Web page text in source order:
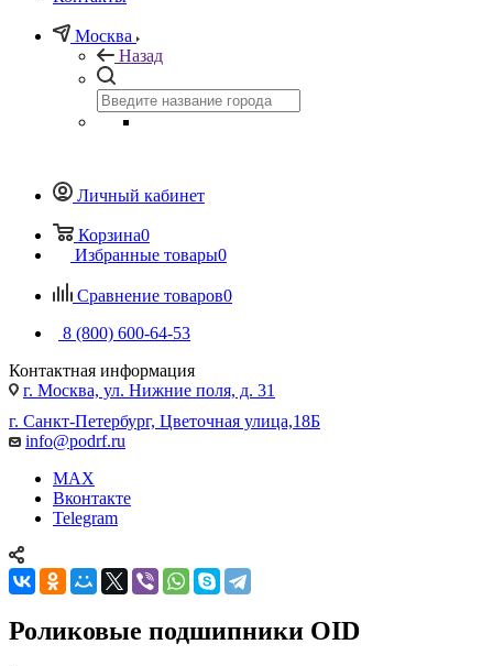
Москва
Назад
Личный кабинет
Корзина0
Избранные товары0
Сравнение товаров0
8 (800) 600-64-53
Контактная информация
г. Москва, ул. Нижние поля, д. 31
г. Санкт-Петербург, Цветочная улица,18Б
info@podrf.ru
MAX
Вконтакте
Telegram
Роликовые подшипники OID